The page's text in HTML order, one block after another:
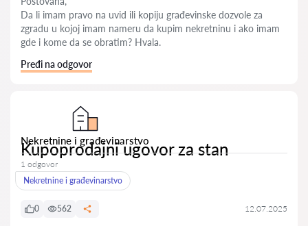
Da li imam pravo na uvid ili kopiju građevinske dozvole za
zgradu u kojoj imam nameru da kupim nekretninu i ako imam
gde i kome da se obratim? Hvala.
Pređi na odgovor
Nekretnine i građevinarstvo
Kupoprodajni ugovor za stan
1 odgovor
Nekretnine i građevinarstvo
0 562 12.07.2025